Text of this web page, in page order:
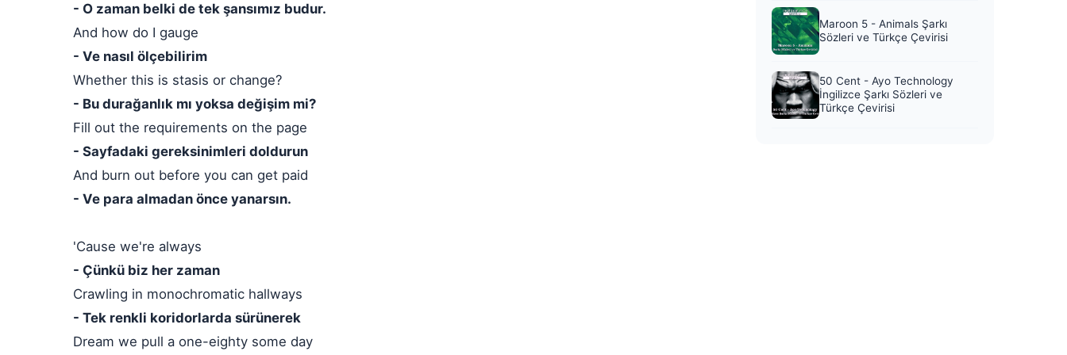
- O zaman belki de tek şansımız budur.
And how do I gauge
- Ve nasıl ölçebilirim
Whether this is stasis or change?
- Bu durağanlık mı yoksa değişim mi?
Fill out the requirements on the page
- Sayfadaki gereksinimleri doldurun
And burn out before you can get paid
- Ve para almadan önce yanarsın.
'Cause we're always
- Çünkü biz her zaman
Crawling in monochromatic hallways
- Tek renkli koridorlarda sürünerek
Dream we pull a one-eighty some day
Maroon 5 - Animals Şarkı
Sözleri ve Türkçe Çevirisi
50 Cent - Ayo Technology
İngilizce Şarkı Sözleri ve
Türkçe Çevirisi